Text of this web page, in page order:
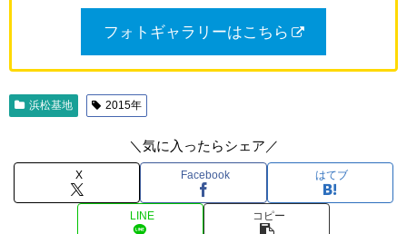
フォトギャラリーはこちら
浜松基地 2015年
＼気に入ったらシェア／
X Facebook はてブ
LINE コピー